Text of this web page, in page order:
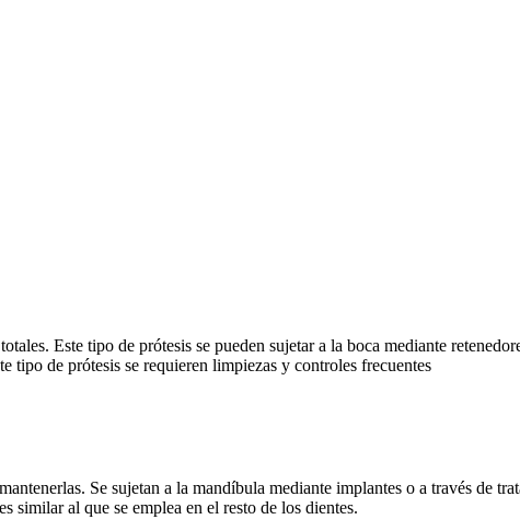
Este tipo de prótesis se pueden sujetar a la boca mediante
tipo de prótesis se requieren limpiezas y controles frecuentes
Se sujetan a la mandíbula mediante implantes o a través de
similar al que se emplea en el resto de los dientes.